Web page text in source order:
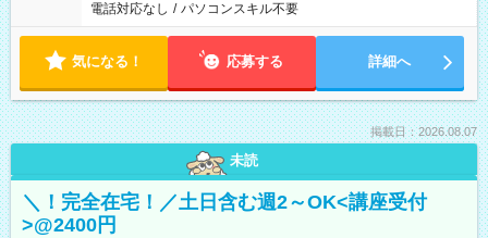
電話対応なし / パソコンスキル不要
気になる！ 応募する 詳細へ
掲載日：2026.08.07
未読
＼！完全在宅！／土日含む週2～OK<講座受付
>@2400円